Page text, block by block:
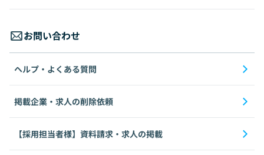
お問い合わせ
ヘルプ・よくある質問
掲載企業・求人の削除依頼
【採用担当者様】資料請求・求人の掲載